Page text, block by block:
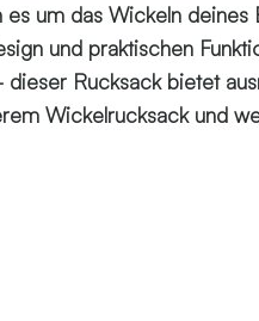
um das Wickeln
und praktischen
Rucksack bietet
Wickelrucksack und